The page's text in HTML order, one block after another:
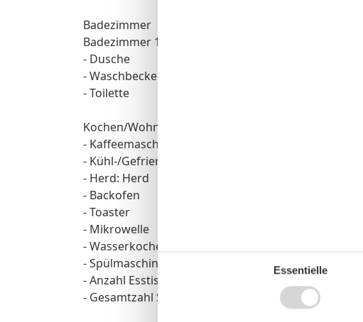
Badezimmer
Badezimmer 1
- Dusche
- Waschbecken
- Toilette
Kochen/Wohnen
- Kaffeemaschine: Kaffeemaschine
- Kühl-/Gefrierschrank: Gefrierfach, Kühlschrank
- Herd: Herd
- Backofen
- Toaster
- Mikrowelle
- Wasserkocher
- Spülmaschine
- Anzahl Esstische: keine
- Gesamtzahl Sitzplätze: keine
Essentielle